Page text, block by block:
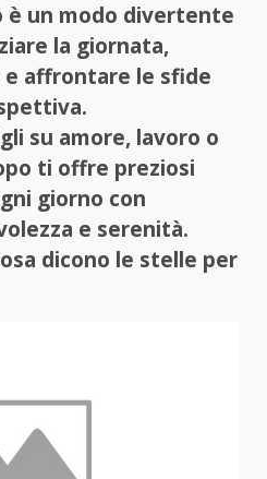
è un modo divertente
la giornata,
affrontare le sfide
su amore, lavoro o
ti offre preziosi
giorno con
e serenità.
dicono le stelle per